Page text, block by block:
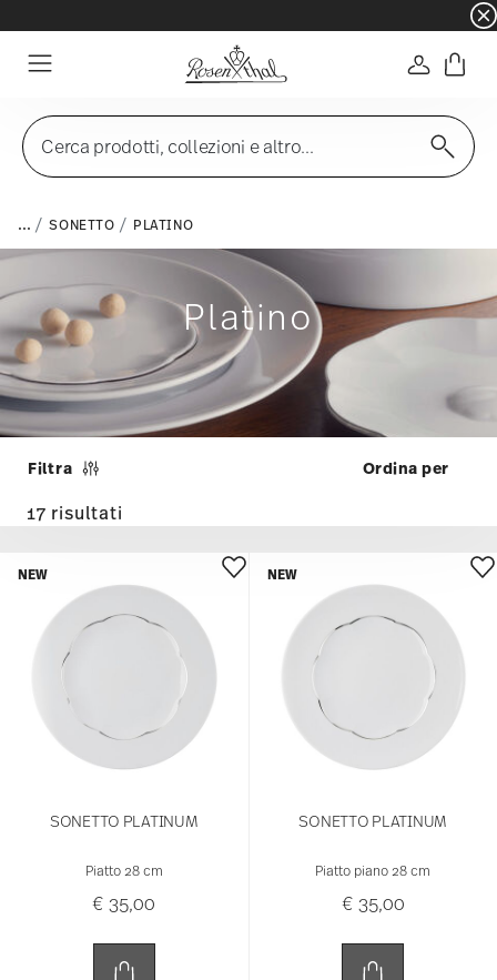
☀️ Summer SALE su articoli e collezioni
Accedi
Cerca prodotti, collezioni e altro...
... SONETTO PLATINO
Platino
Filtra
17 risultati
SONETTO PLATINUM
Piatto 28 cm
€ 35,00
NEW
SONETTO PLATINUM
Piatto piano 28 cm
€ 35,00
NEW